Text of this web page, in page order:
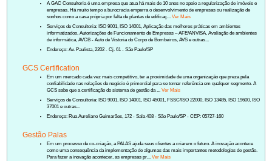
A GAC Consultoria é uma empresa que atua há mais de 10 anos no apoio a regularização de imóveis e
empresas. Há muito tempo a burocracia emperra o desenvolvimento de empresas ou realização de
sonhos como a casa própria por falta de plantas de edificaç...Ver Mais
Serviços de Consultoria: ISO 9001, ISO 14001, Aplicação das melhores práticas em ambientes
informatizados, Autorizações de Funcionamento de Empresas – AFE/ANVISA, Avaliação de ambientes
de informática, AVCB - Auto de Vistoria do Corpo de Bombeiros, AVS e outras...
Endereço: Av. Paulista, 2202 - Cj. 61 - São Paulo/SP
GCS Certification
Em um mercado cada vez mais competitivo, ter a proximidade de uma organização que preza pela
confiabilidade nas relações de negócio é primordial para se tornar referência em qualquer segmento. A
GCS sabe que a certificação do sistema de gestão da ...Ver Mais
Serviços de Consultoria: ISO 9001, ISO 14001, ISO 45001, FSSC/ISO 22000, ISO 13485, ISO 19600, ISO
37001 e outras...
Endereço: Rua Aureliano Guimarães, 172 - Sala 408 - São Paulo/SP - CEP: 05727-160
Gestão Palas
Em um processo de co-criação, a PALAS ajuda seus clientes a criarem o futuro. A inovação acontece
como uma consequência da implementação de algumas das mais importantes metodologias de gestão.
Para fazer a inovação acontecer, as empresas pr...Ver Mais